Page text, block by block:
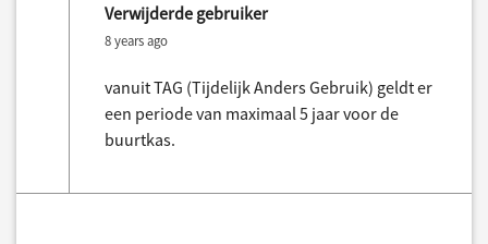
Verwijderde gebruiker
8 years ago
vanuit TAG (Tijdelijk Anders Gebruik) geldt er
een periode van maximaal 5 jaar voor de
buurtkas.